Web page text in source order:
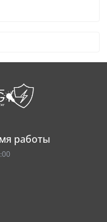
работы